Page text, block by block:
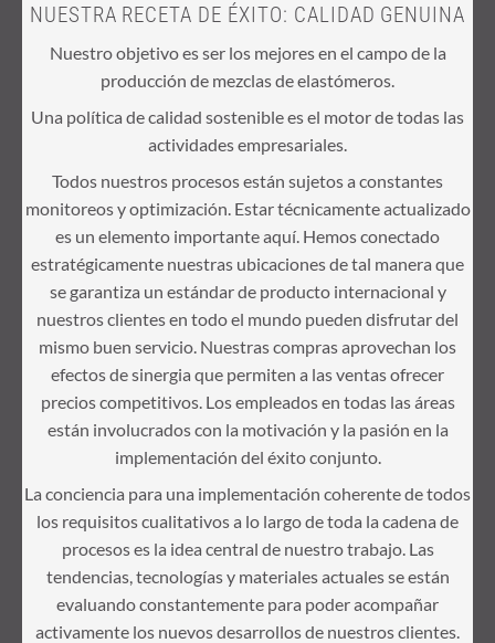
NUESTRA RECETA DE ÉXITO: CALIDAD GENUINA
Nuestro objetivo es ser los mejores en el campo de la
producción de mezclas de elastómeros.
Una política de calidad sostenible es el motor de todas las
actividades empresariales.
Todos nuestros procesos están sujetos a constantes
monitoreos y optimización. Estar técnicamente actualizado
es un elemento importante aquí. Hemos conectado
estratégicamente nuestras ubicaciones de tal manera que
se garantiza un estándar de producto internacional y
nuestros clientes en todo el mundo pueden disfrutar del
mismo buen servicio. Nuestras compras aprovechan los
efectos de sinergia que permiten a las ventas ofrecer
precios competitivos. Los empleados en todas las áreas
están involucrados con la motivación y la pasión en la
implementación del éxito conjunto.
La conciencia para una implementación coherente de todos
los requisitos cualitativos a lo largo de toda la cadena de
procesos es la idea central de nuestro trabajo. Las
tendencias, tecnologías y materiales actuales se están
evaluando constantemente para poder acompañar
activamente los nuevos desarrollos de nuestros clientes.